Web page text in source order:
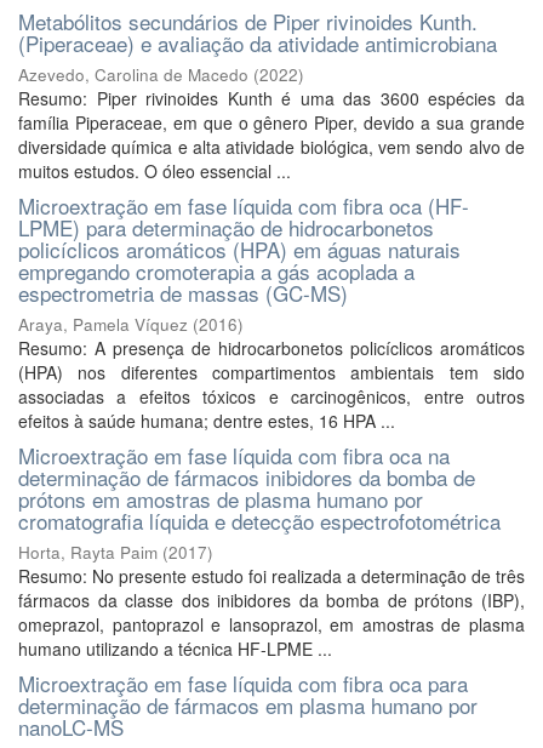
Metabólitos secundários de Piper rivinoides Kunth.
(Piperaceae) e avaliação da atividade antimicrobiana
Azevedo, Carolina de Macedo (2022)
Resumo: Piper rivinoides Kunth é uma das 3600 espécies da
família Piperaceae, em que o gênero Piper, devido a sua grande
diversidade química e alta atividade biológica, vem sendo alvo de
muitos estudos. O óleo essencial ...
Microextração em fase líquida com fibra oca (HF-
LPME) para determinação de hidrocarbonetos
policíclicos aromáticos (HPA) em águas naturais
empregando cromoterapia a gás acoplada a
espectrometria de massas (GC-MS)
Araya, Pamela Víquez (2016)
Resumo: A presença de hidrocarbonetos policíclicos aromáticos
(HPA) nos diferentes compartimentos ambientais tem sido
associadas a efeitos tóxicos e carcinogênicos, entre outros
efeitos à saúde humana; dentre estes, 16 HPA ...
Microextração em fase líquida com fibra oca na
determinação de fármacos inibidores da bomba de
prótons em amostras de plasma humano por
cromatografia líquida e detecção espectrofotométrica
Horta, Rayta Paim (2017)
Resumo: No presente estudo foi realizada a determinação de três
fármacos da classe dos inibidores da bomba de prótons (IBP),
omeprazol, pantoprazol e lansoprazol, em amostras de plasma
humano utilizando a técnica HF-LPME ...
Microextração em fase líquida com fibra oca para
determinação de fármacos em plasma humano por
nanoLC-MS